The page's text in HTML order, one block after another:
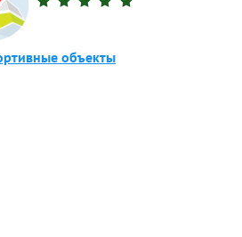
объекты